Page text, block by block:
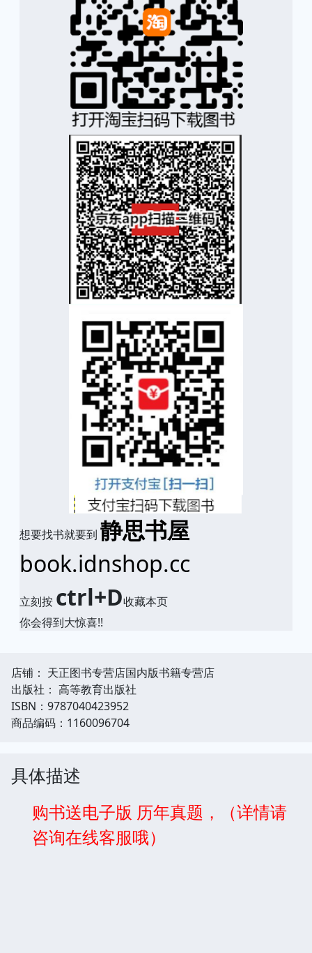
想要找书就要到 静思书屋
book.idnshop.cc
立刻按 ctrl+D收藏本页
你会得到大惊喜!!
店铺： 天正图书专营店国内版书籍专营店
出版社： 高等教育出版社
ISBN：9787040423952
商品编码：1160096704
具体描述
购书送电子版 历年真题，（详情请
咨询在线客服哦）